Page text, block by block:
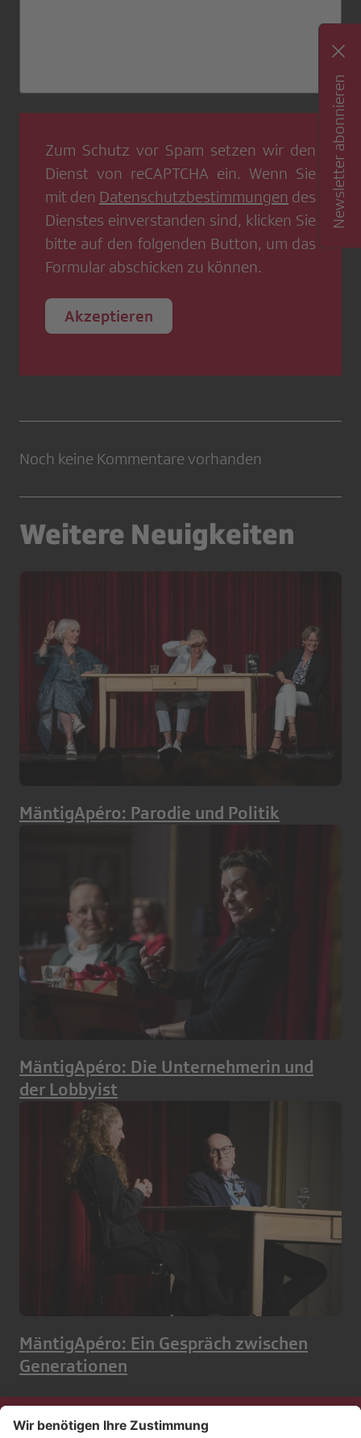
Zum Schutz vor Spam setzen wir den
Dienst von reCAPTCHA ein. Wenn Sie
mit den Datenschutzbestimmungen des
Dienstes einverstanden sind, klicken Sie
bitte auf den folgenden Button, um das
Formular abschicken zu können.
Akzeptieren
Noch keine Kommentare vorhanden
Weitere Neuigkeiten
MäntigApéro: Parodie und Politik
MäntigApéro: Die Unternehmerin und
der Lobbyist
MäntigApéro: Ein Gespräch zwischen
Generationen
Newsletter abonnieren